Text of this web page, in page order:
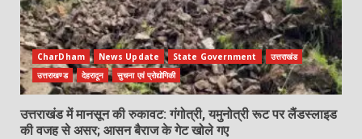
CharDham News Update State Government
उत्तराखंड
उत्तराखण्ड
देहरादून सुचना एवं प्रोद्योगिकी
उत्तराखंड में मानसून की रुकावट: गंगोत्री, यमुनोत्री रूट पर लैंडस्लाइड
की वजह से असर; आसन बैराज के गेट खोले गए